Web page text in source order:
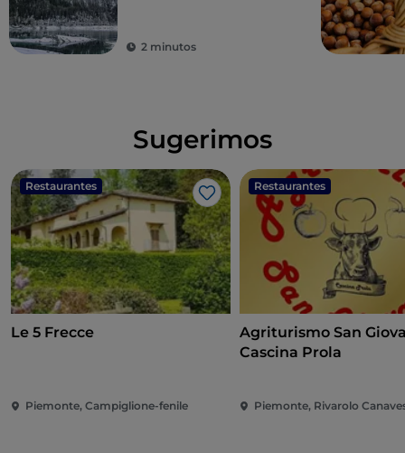
2 minutos
Sugerimos
Restaurantes
Gosto
Le 5 Frecce
Piemonte, Campiglione-fenile
Restaurantes
Agriturismo San
Cascina Prola
Piemonte, Rivarolo